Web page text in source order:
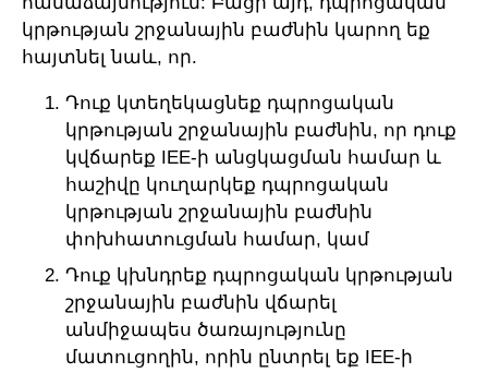
կրթության շրջանային բաժնին կարող եք
հայտնել նաև, որ.
Դուք կտեղեկացնեք դպրոցական
կրթության շրջանային բաժնին, որ դուք
կվճարեք IEE-ի անցկացման համար և
հաշիվը կուղարկեք դպրոցական
կրթության շրջանային բաժնին
փոխհատուցման համար, կամ
Դուք կխնդրեք դպրոցական կրթության
շրջանային բաժնին վճարել
անմիջապես ծառայությունը
մատուցողին, որին ընտրել եք IEE-ի